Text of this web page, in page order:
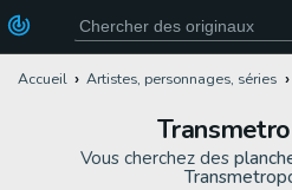
Accueil Artistes, personnages, séries
Vous cherchez des